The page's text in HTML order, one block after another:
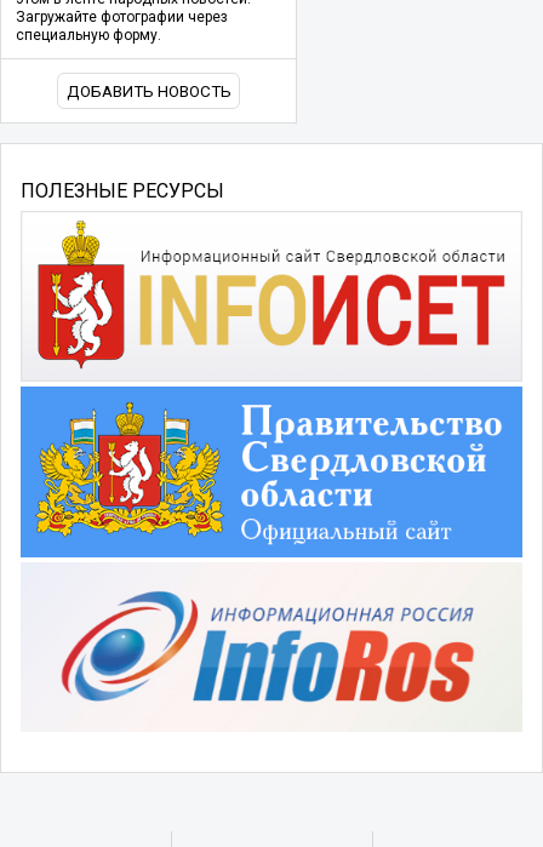
Загружайте фотографии через
специальную форму.
ДОБАВИТЬ НОВОСТЬ
ПОЛЕЗНЫЕ РЕСУРСЫ